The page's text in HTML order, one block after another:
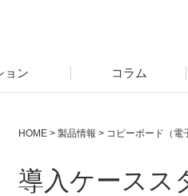
ョン コラム
HOME > 製品情報 > コピーボード（電
導入ケースス